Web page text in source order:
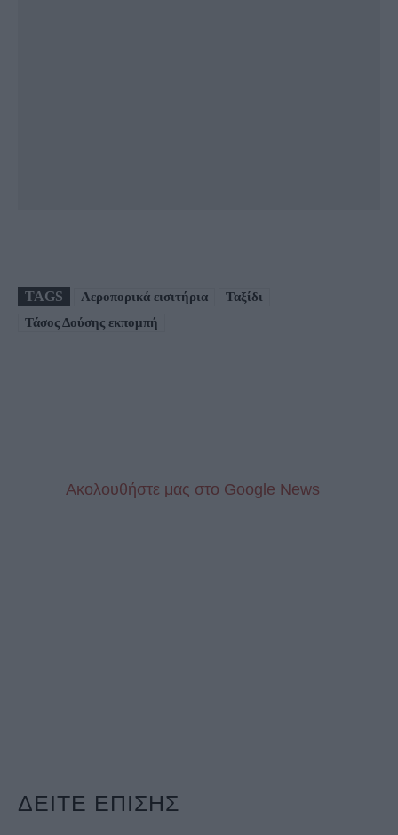
TAGS Αεροπορικά εισιτήρια
Ταξίδι
Τάσος Δούσης εκπομπή
Aκολουθήστε μας στo Google News
ΔΕΙΤΕ ΕΠΙΣΗΣ